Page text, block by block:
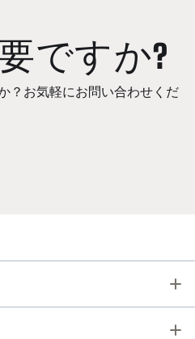
ですか?
？お気軽にお問い合わせくだ